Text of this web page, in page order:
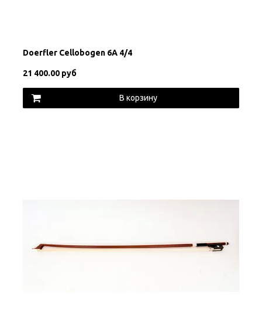
Doerfler Cellobogen 6A 4/4
21 400.00 руб
В корзину